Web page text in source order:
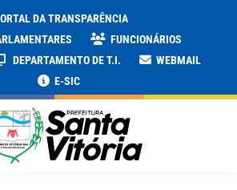
DA TRANSPARÊNCIA
FUNCIONÁRIOS
DEPARTAMENTO DE T.I.
WEBMAIL
E-SIC